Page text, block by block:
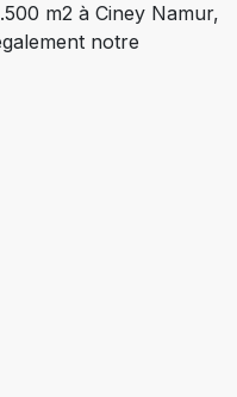
m2 à Ciney Namur,
notre